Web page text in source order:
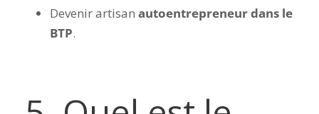
Devenir artisan autoentrepreneur dans le
BTP.